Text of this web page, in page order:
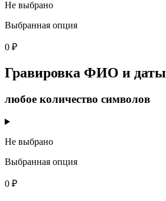
Не выбрано
Выбранная опция
0 ₽
Гравировка ФИО и даты
любое количество символов
Не выбрано
Выбранная опция
0 ₽